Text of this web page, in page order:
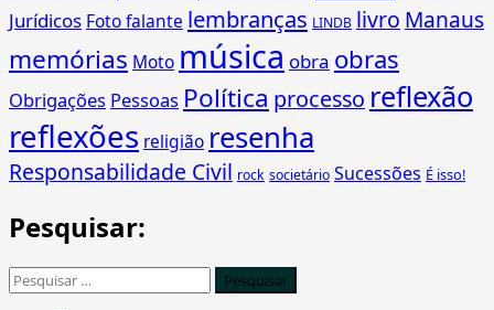
Jurídicos Foto falante lembranças LINDB livro Manaus
memórias Moto música obra obras
Obrigações Pessoas Política processo reflexão
reflexões religião resenha
Responsabilidade Civil rock societário Sucessões É isso!
Pesquisar:
Pesquisar